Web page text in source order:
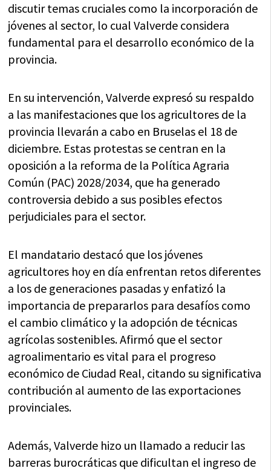
discutir temas cruciales como la incorporación de
jóvenes al sector, lo cual Valverde considera
fundamental para el desarrollo económico de la
provincia.
En su intervención, Valverde expresó su respaldo
a las manifestaciones que los agricultores de la
provincia llevarán a cabo en Bruselas el 18 de
diciembre. Estas protestas se centran en la
oposición a la reforma de la Política Agraria
Común (PAC) 2028/2034, que ha generado
controversia debido a sus posibles efectos
perjudiciales para el sector.
El mandatario destacó que los jóvenes
agricultores hoy en día enfrentan retos diferentes
a los de generaciones pasadas y enfatizó la
importancia de prepararlos para desafíos como
el cambio climático y la adopción de técnicas
agrícolas sostenibles. Afirmó que el sector
agroalimentario es vital para el progreso
económico de Ciudad Real, citando su significativa
contribución al aumento de las exportaciones
provinciales.
Además, Valverde hizo un llamado a reducir las
barreras burocráticas que dificultan el ingreso de